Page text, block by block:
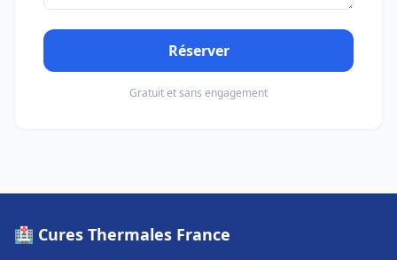
Réserver
Gratuit et sans engagement
🏥 Cures Thermales France